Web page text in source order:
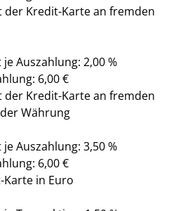
der Kredit-Karte an fremden
Auszahlung: 2,00 %
6,00 €
der Kredit-Karte an fremden
Währung
Auszahlung: 3,50 %
6,00 €
in Euro